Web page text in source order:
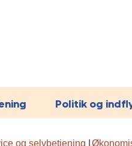
Politik og
og selvbetjening